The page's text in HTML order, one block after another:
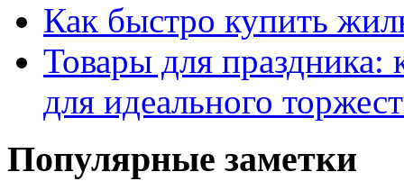
Как быстро купить
Товары для праздника:
для идеального
Популярные заметки